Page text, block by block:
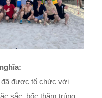
đã được tổ chức với